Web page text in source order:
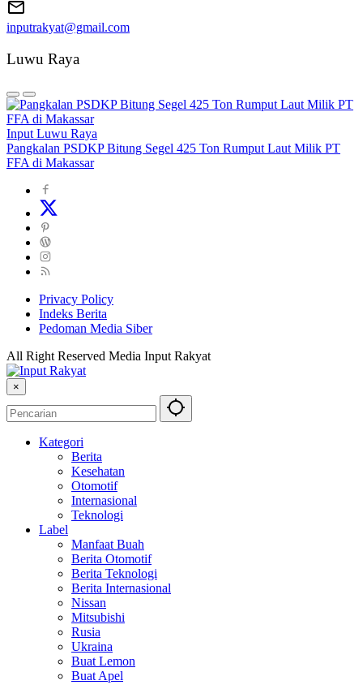
inputrakyat@gmail.com
Luwu Raya
Input Luwu Raya
Pangkalan PSDKP Bitung Segel 425 Ton Rumput Laut Milik PT
FFA di Makassar
Privacy Policy
Indeks Berita
Pedoman Media Siber
All Right Reserved Media Input Rakyat
×
Kategori
Berita
Kesehatan
Otomotif
Internasional
Teknologi
Label
Manfaat Buah
Berita Otomotif
Berita Teknologi
Berita Internasional
Nissan
Mitsubishi
Rusia
Ukraina
Buat Lemon
Buat Apel